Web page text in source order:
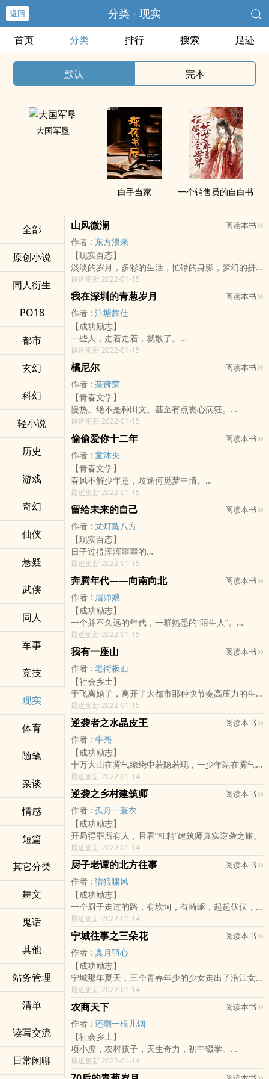
返回 分类 - 现实
首页 分类 排行 搜索 足迹
默认 完本
大国军垦
白手当家 一个销售员的自白书
全部
原创小说
同人衍生
PO18
都市
玄幻
科幻
轻小说
历史
游戏
奇幻
仙侠
悬疑
武侠
同人
军事
竞技
现实
体育
随笔
杂谈
情感
短篇
其它分类
舞文
鬼话
其他
站务管理
清单
读写交流
日常闲聊
山风微澜 阅读本书
作者 : 东方浪来
【现实百态】
淡淡的岁月，多彩的生活，忙碌的身影，梦幻的拼
搏，主人公印安东为您展示了一个别样的人生经
历，如何适应纷繁复杂的环境，如何改造自己的处
事态度，如何一步步日臻完美，尽在这个不断丰富
的人生记录，人生就是如此渺小，在悠久的历史长
河中，人不过一个短暂的瞬间，能在历史上留下一
笔的人，都不是泛泛之辈！
最近更新 2022-01-15
我在深圳的青葱岁月 阅读本书
作者 : 汴塘舞仕
【成功励志】
一些人，走着走着，就散了。
一条路，走着走着，就尽头了。
一辈子，活着活着，就茫然了。
谁在这个世界上存在过，谁在这条路上走过。
这个世界，谁来过。
我想了很长时间，也犹豫了好久，想写点东西，主
要是我自己的一些人生经历，有真实，有创作，有
激情，有黯然，就当做给自己深圳15年的一点回
忆，当做给自己青葱岁月的一点批注吧。有点曲折
坎坷，所幸未失本心。
最近更新 2022-01-15
橘尼尔 阅读本书
作者 : 荼萧荣
【青春文学】
慢热。绝不是种田文。甚至有点丧心病狂。
「我不会区分感情的种类，我只在乎它的重量。
不管是亲情也好、友情也好、爱情也好，
只要到了足够的份量，那都会是一辈子难忘的。
而你……」
——谨以此故事献给这辈子最好的一位朋友。
最近更新 2022-01-15
偷偷爱你十二年 阅读本书
作者 : 童沐央
【青春文学】
春风不解少年意，歧途何觅梦中情。
少年辛安被邻居杨姨带大，不知何时爱上了这个善
良，明媚的女人。
但这段执着的情感，却让杨思卿不得不怀疑只是叛
逆的青春。
进入社会后，辛安周旋于各色人间，痛苦的成长
着，艰难的寻找自我，也一直试图向心中隐藏的女
人证明自己的爱。
最近更新 2022-01-15
留给未来的自己 阅读本书
作者 : 龙灯耀八方
【现实百态】
日子过得浑浑噩噩的
蓦然回首，才发现自己过了九月的生日就23岁了……
人生啊！
以前也写过日记，用笔在笔记本上写过，后来就找
不到了……
然后过了两年写日记，又用手机打字、存在备忘录
里……
然后换手机的时候，又没了...
现在又在用笔记本手写日记了，但是快写完一个本
子的时候，才发现，自己都不知道该往哪里存放，
以后才不会丢失……
今天突然想到，或许可以在起点网站上来写自己的
日记
这样应该、可能、大概...就不会丢了吧～
最近更新 2022-01-15
奔腾年代——向南向北 阅读本书
作者 : 眉师娘
【成功励志】
一个并不久远的年代，一群熟悉的“陌生人”。
从一九九O年开始的故事，很多在今天看来显得粗鄙
和幼稚，甚至有些可笑，但他们却是这个时代的“底
色”。
友情，爱情，亲情，财富，成功，奋斗……一个个普
通的耳熟能详的词，在时间的维度上，却有不同的
诠释。
时代的浪潮打过来，被打倒并不奇怪，能成为弄潮
儿的，总是那些被打倒还能站起来的。
最近更新 2022-01-15
我有一座山 阅读本书
作者 : 老街板面
【社会乡土】
于飞离婚了，离开了大都市那种快节奏高压力的生
活，独自回老家带着女儿，打算在家种种田，养养
鱼，过那种父辈过了一辈子的农民生活。直到那次
收拾老屋……
最近更新 2022-01-15
逆袭者之水晶皮王 阅读本书
作者 : 牛亮
【成功励志】
十万大山在雾气缭绕中若隐若现，一少年站在雾气
缭绕的山峰山大声怒吼道“我要走出大山……我要有
出息……”声音发出后雾气立笑，晨阳踏云冉冉升
起！结果本书就诞生了，精彩故事从此开始，书友
们不要错过哦！
最近更新 2022-01-14
逆袭之乡村建筑师 阅读本书
作者 : 孤舟一蓑衣
【成功励志】
开局得罪所有人，且看“杠精”建筑师真实逆袭之旅。
最近更新 2022-01-14
厨子老谭的北方往事 阅读本书
作者 : 猎狼啸风
【成功励志】
一个厨子走过的路，有坎坷，有崎岖，起起伏伏，
最后归于平淡人生。
最近更新 2022-01-14
宁城往事之三朵花 阅读本书
作者 : 真月羽心
【成功励志】
宁城那年夏天，三个青春年少的少女走出了涪江女
子中学的校门，开启了她们人生的新旅程。
一个投笔从戎去报考黄埔军校。
一个报考省立师范，继续求学。
一个听从家里安排，早早订亲嫁作他人妇。
三个好闺蜜从此分道扬镳走上不同的人生道路。
她们的命运也随着时代脉搏的跳动而改变着。
她们的追求和信仰也在发生着变化。
抗战爆发，三位好友殊途同归再次相聚宁城，为国
最近更新 2022-01-14
农商天下 阅读本书
作者 : 还剩一根儿烟
【社会乡土】
项小虎，农村孩子，天生奇力，初中辍学。
其之后，外公教其习文，师父训其习武。
五年后，外公去世，遵遗嘱，下山进城。
最近更新 2022-01-14